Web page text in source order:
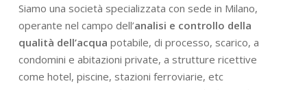
Siamo una società specializzata con sede in Milano,
operante nel campo dell’analisi e controllo della
qualità dell’acqua potabile, di processo, scarico, a
condomini e abitazioni private, a strutture ricettive
come hotel, piscine, stazioni ferroviarie, etc